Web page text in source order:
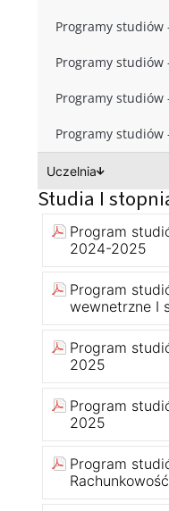
Programy studiów
Programy studiów
Programy studiów
Programy studiów
Uczelnia
Studia I
Program
2024-2025
Program
wewnetrzne I
Program
2025
Program
2025
Program